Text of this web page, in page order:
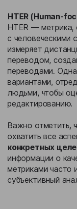
HTER (Human-
HTER —
с человеческими
измеряет
переводом,
переводами.
вариантами,
людьми, чтобы
редактированию.
Важно отметить,
охватить все
конкретных
информации о
метриками часто
субъективный